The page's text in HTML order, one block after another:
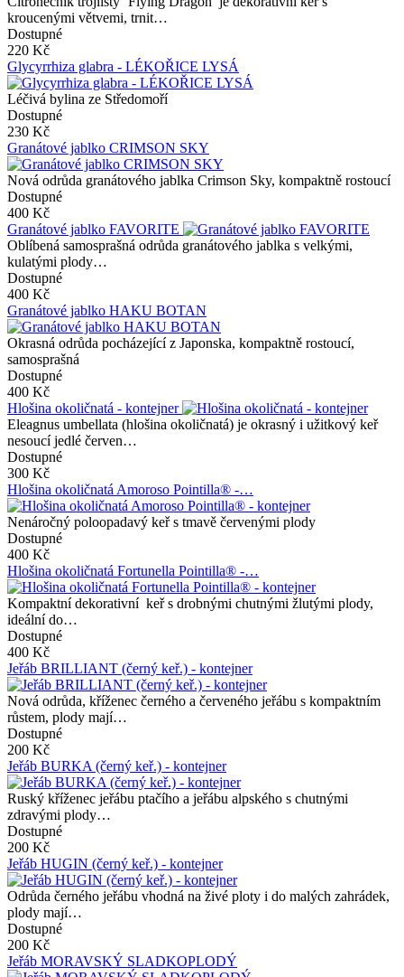
kroucenými větvemi, trnit…
Dostupné
220 Kč
Glycyrrhiza glabra - LÉKOŘICE LYSÁ
Léčivá bylina ze Středomoří
Dostupné
230 Kč
Granátové jablko CRIMSON SKY
Nová odrůda granátového jablka Crimson Sky, kompaktně rostoucí
Dostupné
400 Kč
Granátové jablko FAVORITE
Oblíbená samosprašná odrůda granátového jablka s velkými,
kulatými plody…
Dostupné
400 Kč
Granátové jablko HAKU BOTAN
Okrasná odrůda pocházející z Japonska, kompaktně rostoucí,
samosprašná
Dostupné
400 Kč
Hlošina okoličnatá - kontejner
Eleagnus umbellata (hlošina okoličnatá) je okrasný i užitkový keř
nesoucí jedlé červen…
Dostupné
300 Kč
Hlošina okoličnatá Amoroso Pointilla® -…
Nenáročný poloopadavý keř s tmavě červenými plody
Dostupné
400 Kč
Hlošina okoličnatá Fortunella Pointilla® -…
Kompaktní dekorativní keř s drobnými chutnými žlutými plody,
ideální do…
Dostupné
400 Kč
Jeřáb BRILLIANT (černý keř.) - kontejner
Nová odrůda, kříženec černého a červeného jeřábu s kompaktním
růstem, plody mají…
Dostupné
200 Kč
Jeřáb BURKA (černý keř.) - kontejner
Ruský kříženec jeřábu ptačího a jeřábu alpského s chutnými
zdravými plody…
Dostupné
200 Kč
Jeřáb HUGIN (černý keř.) - kontejner
Odrůda černého jeřábu vhodná na živé ploty i do malých zahrádek,
plody mají…
Dostupné
200 Kč
Jeřáb MORAVSKÝ SLADKOPLODÝ